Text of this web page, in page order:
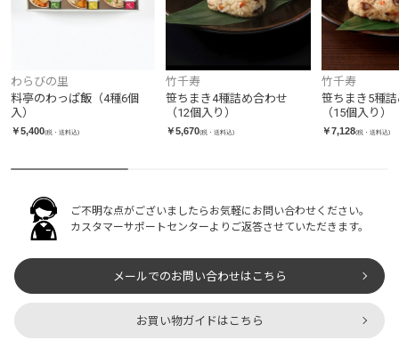
わらびの里
料亭のわっぱ飯（4種6個
入）
￥5,400(税・送料込)
竹千寿
笹ちまき4種詰め合わせ
（12個入り）
￥5,670(税・送料込)
竹千寿
笹ちまき5種
（15個入り）
￥7,128(税・送料込)
ご不明な点がございましたらお気軽にお問い合わせください。
カスタマーサポートセンターよりご返答させていただきます。
メールでのお問い合わせはこちら
お買い物ガイドはこちら